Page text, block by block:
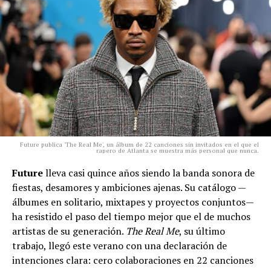
Future publica 'The Real Me', un álbum de 22 canciones sin invitados en el que el
rapero de Atlanta se muestra más personal que nunca.
Futurelleva casi quince años siendo la banda sonora de
fiestas, desamores y ambiciones ajenas. Su catálogo —
álbumes en solitario, mixtapes y proyectos conjuntos—
ha resistido el paso del tiempo mejor que el de muchos
artistas de su generación. The Real Me, su último
trabajo, llegó este verano con una declaración de
intenciones clara: cero colaboraciones en 22 canciones